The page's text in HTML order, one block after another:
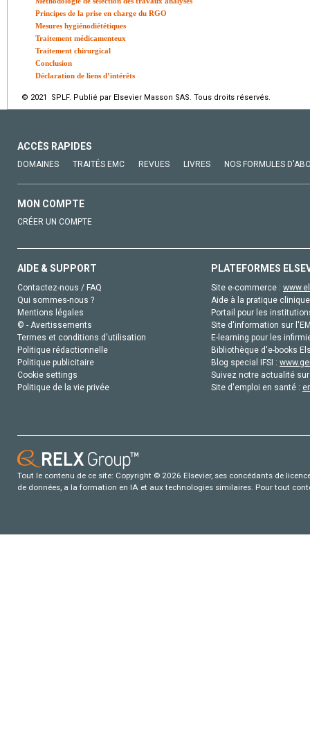
Principes de la prise en charge du RGO
Mesures hygiénodiététiques
Traitement médicamenteux
Traitement chirurgical
Conclusion
Déclaration de liens d’intérêts
© 2021 SPLF. Publié par Elsevier Masson SAS. Tous droits réservés.
ACCÈS RAPIDES
DOMAINES TRAITÉS EMC REVUES LIVRES NOS FORMULES
MON COMPTE
CRÉER UN COMPTE
AIDE & SUPPORT
Contactez-nous / FAQ
Qui sommes-nous ?
Mentions légales
© - Avertissements
Termes et conditions d'utilisation
Politique rédactionnelle
Politique publicitaire
Cookie settings
Politique de la vie privée
PLATEFORMES
Site e-commerce :
Aide à la pratique
Portail pour les
Site d'information sur
E-learning pour les
Bibliothèque d'e-books
Blog special IFSI :
Suivez notre actualité
Site d'emploi en santé :
Tout le contenu de ce site: Copyright © 2026 Elsevier, ses concédants de
de données, a la formation en IA et aux technologies similaires. Pour tout